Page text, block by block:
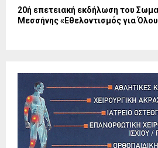
20ή επετειακή εκδήλωση του
Μεσσήνης «Εθελοντισμός για